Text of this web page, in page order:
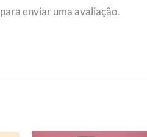
para enviar uma avaliação.